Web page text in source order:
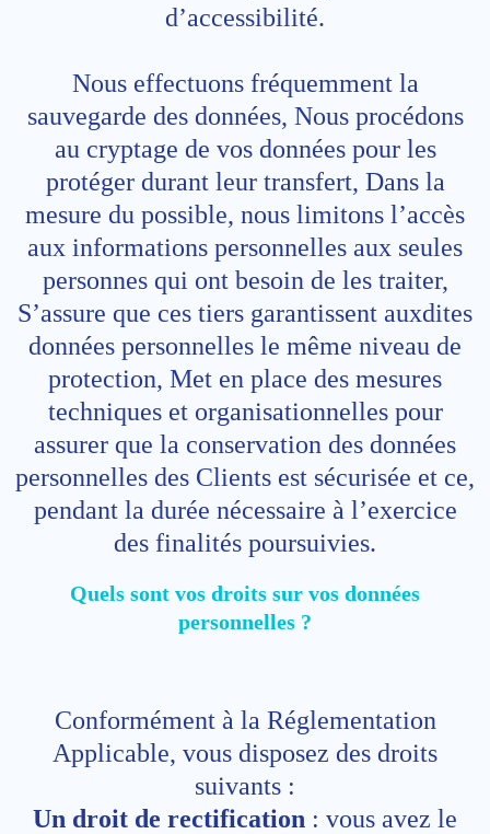
d’accessibilité.
Nous effectuons fréquemment la
sauvegarde des données, Nous procédons
au cryptage de vos données pour les
protéger durant leur transfert, Dans la
mesure du possible, nous limitons l’accès
aux informations personnelles aux seules
personnes qui ont besoin de les traiter,
S’assure que ces tiers garantissent auxdites
données personnelles le même niveau de
protection, Met en place des mesures
techniques et organisationnelles pour
assurer que la conservation des données
personnelles des Clients est sécurisée et ce,
pendant la durée nécessaire à l’exercice
des finalités poursuivies.
Quels sont vos droits sur vos données
personnelles ?
Conformément à la Réglementation
Applicable, vous disposez des droits
suivants :
Un droit de rectification : vous avez le